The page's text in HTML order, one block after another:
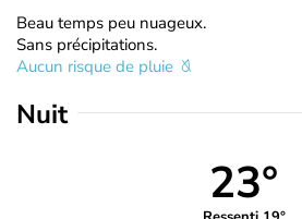
Beau temps peu nuageux.
Sans précipitations.
Aucun risque de pluie
Nuit
23°